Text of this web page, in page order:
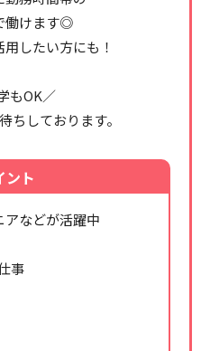
働けます◎
したい方にも！
もOK／
ちしております。
ント
アなどが活躍中
事